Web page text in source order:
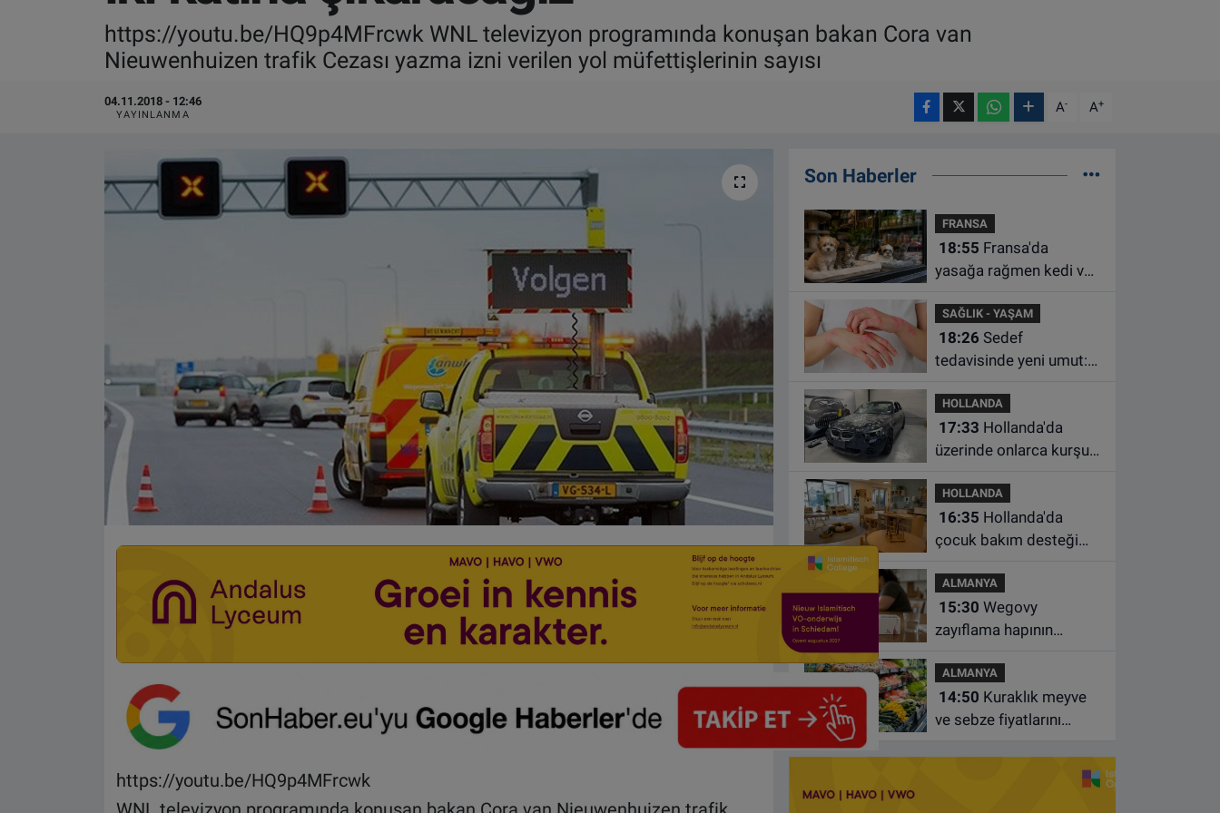
https://youtu.be/HQ9p4MFrcwk WNL televizyon programında konuşan bakan Cora van
Nieuwenhuizen trafik Cezası yazma izni verilen yol müfettişlerinin sayısı
04.11.2018 - 12:46
YAYINLANMA A- A+
https://youtu.be/HQ9p4MFrcwk
Son Haberler
FRANSA
18:55
yasağa rağmen kedi ve
shoplara hayvan başına
1.500 euro ceza
SAĞLIK - YAŞAM
18:26
tedavisinde yeni umut:
iyileşmediği bulundu
HOLLANDA
17:33
üzerinde onlarca kurşun
euroya satışa çıktı
HOLLANDA
16:35
çocuk bakım desteği
hâlâ ek ödeme yapıyor
ALMANYA
15:30
zayıflama hapının
çıkacağı tarih belli oldu
ALMANYA
14:50
ve sebze fiyatlarını
VIDEO GALERİ
Çerez Politikası